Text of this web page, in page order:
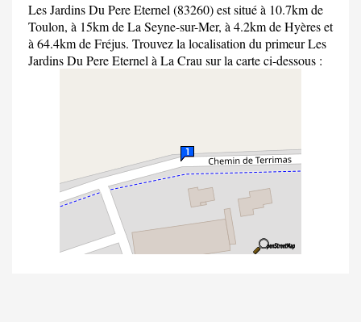
Les Jardins Du Pere Eternel (83260) est situé à 10.7km de
Toulon, à 15km de La Seyne-sur-Mer, à 4.2km de Hyères et
à 64.4km de Fréjus. Trouvez la localisation du primeur Les
Jardins Du Pere Eternel à La Crau sur la carte ci-dessous :